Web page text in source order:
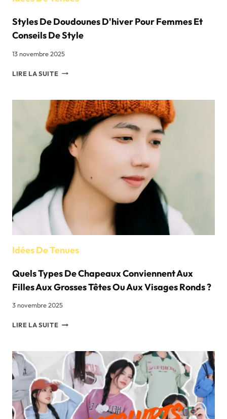
Styles De Doudounes D'hiver Pour Femmes Et
Conseils De Style
13 novembre 2025
LIRE LA SUITESTYLES
D'HIVER
POUR
FEMMES
CONSEILS
STYLE
Idées De Tenues
Quels Types De Chapeaux Conviennent Aux
Filles Aux Grosses Têtes Ou Aux Visages Ronds ?
3 novembre 2025
LIRE LA SUITEQUELS
CHAPEAUX
CONVIENNENT
AUX
FILLES
AUX
GROSSES
TÊTES